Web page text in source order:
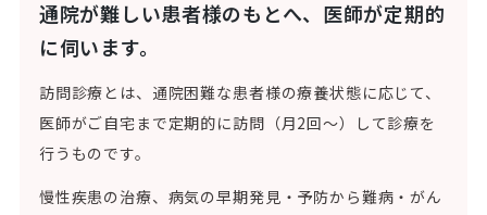
通院が難しい患者様のもとへ、医師が定期的
に伺います。
訪問診療とは、通院困難な患者様の療養状態に応じて、
医師がご自宅まで定期的に訪問（月2回〜）して診療を
行うものです。
慢性疾患の治療、病気の早期発見・予防から難病・がん